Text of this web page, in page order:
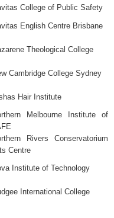
College of Public Safety
English Centre Brisbane
Theological College
Cambridge College Sydney
Hair Institute
Melbourne Institute of
Rivers Conservatorium
Centre
Institute of Technology
International College